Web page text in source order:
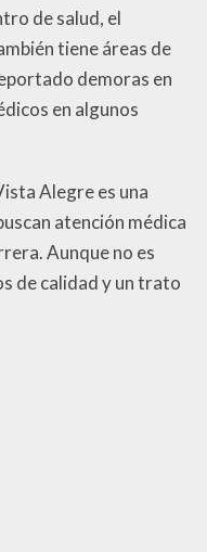
de salud, el
tiene áreas de
demoras en
en algunos
Alegre es una
atención médica
Aunque no es
de calidad y un trato